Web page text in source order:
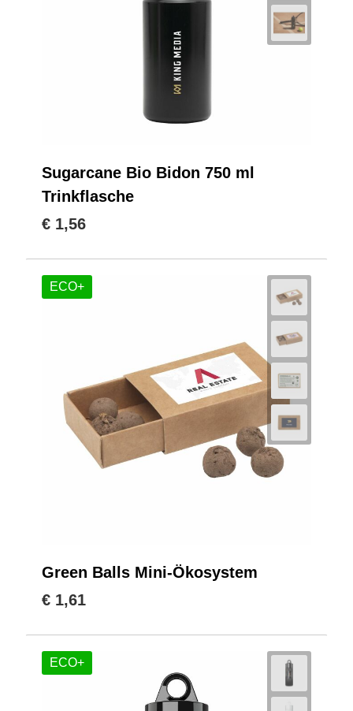
Sugarcane Bio Bidon 750 ml
Trinkflasche
€ 1,56
ECO+
Green Balls Mini-Ökosystem
€ 1,61
ECO+